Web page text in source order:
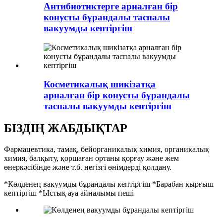
Антибиотиктерге арналған бір
конусты бұрандалы таспалы
вакуумды кептіргіш
Косметикалық шикізатқа
арналған бір конусты бұрандалы
таспалы вакуумды кептіргіш
БІЗДІҢ ЖАБДЫҚТАР
Фармацевтика, тамақ, бейорганикалық химия, органикалық
химия, балқыту, қоршаған ортаны қорғау және жем
өнеркәсібінде және т.б. негізгі өнімдерді қолдану.
*Көлденең вакуумды бұрандалы кептіргіш *Барабан қырғыш
кептіргіш *Ыстық ауа айналымы пеші